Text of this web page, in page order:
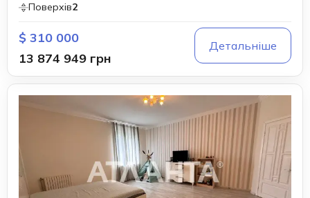
Поверхів2
$ 310 000
13 874 949 грн
Детальніше